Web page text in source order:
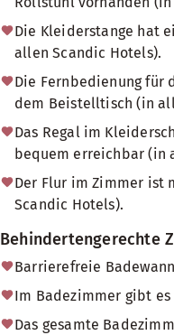
Die Kleiderstange hat
allen Scandic Hotels).
Die Fernbedienung für
dem Beistelltisch (in
Das Regal im
bequem erreichbar (in
Der Flur im Zimmer ist
Scandic Hotels).
Behindertengerechte
Barrierefreie
Im Badezimmer gibt
Das gesamte